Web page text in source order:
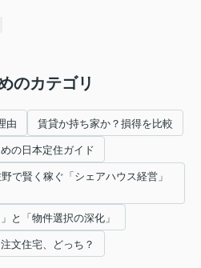
のカテゴリ
由 賃貸か持ち家か？損得を比較
の日本定住ガイド
で賢く稼ぐ「シェアハウス経営」
と「物件選択の深化」
文住宅、どっち？